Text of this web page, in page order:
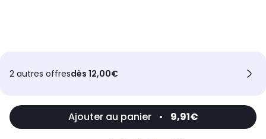
2 autres offresdès 12,00€
Ajouter au panier • 9,91€